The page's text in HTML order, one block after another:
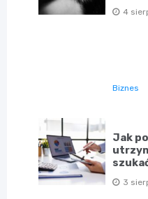
4
Biznes
Jak
3